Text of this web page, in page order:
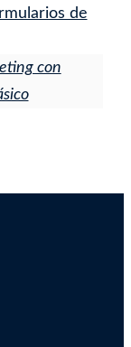
de
con